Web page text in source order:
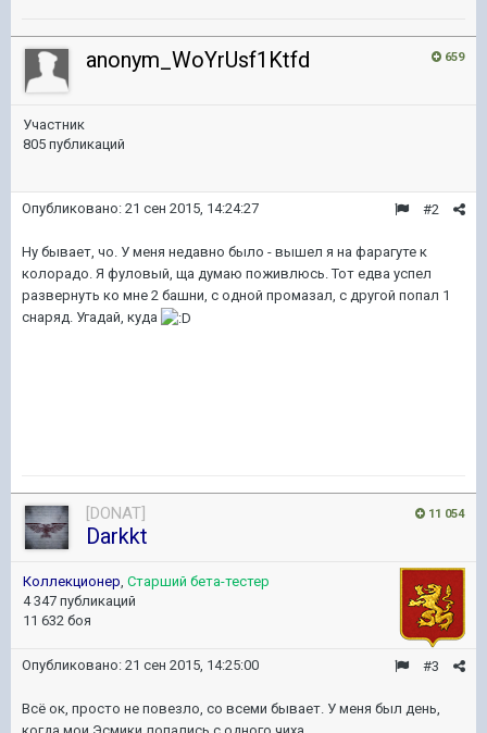
659
anonym_WoYrUsf1Ktfd
Участник
805 публикаций
#2
Опубликовано: 21 сен 2015, 14:24:27
Ну бывает, чо. У меня недавно было - вышел я на фарагуте к
колорадо. Я фуловый, ща думаю поживлюсь. Тот едва успел
развернуть ко мне 2 башни, с одной промазал, с другой попал 1
снаряд. Угадай, куда
11 054
[DONAT]
Darkkt
Коллекционер, Старший бета-тестер
4 347 публикаций
11 632 боя
#3
Опубликовано: 21 сен 2015, 14:25:00
Всё ок, просто не повезло, со всеми бывает. У меня был день,